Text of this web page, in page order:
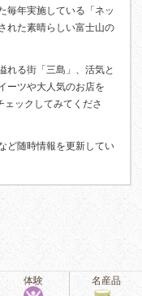
毎年実施している「ネッ
れた素晴らしい富士山の
れる街「三島」、活気と
ーツや大人気のお店を
ックしてみてくださ
ど随時情報を更新してい
体験 名産品